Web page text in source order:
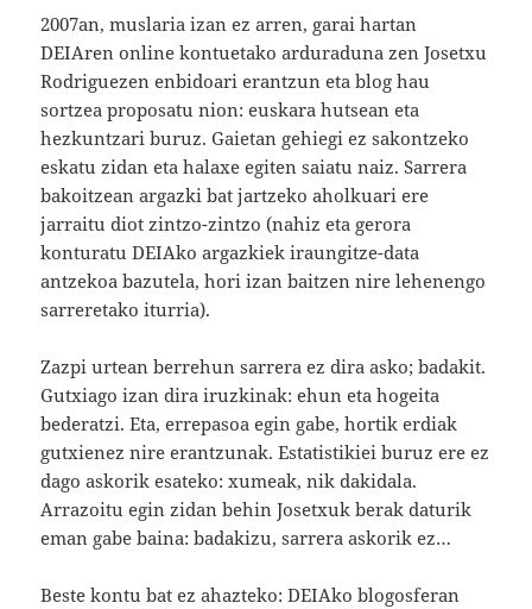
2007an, muslaria izan ez arren, garai hartan
DEIAren online kontuetako arduraduna zen Josetxu
Rodriguezen enbidoari erantzun eta blog hau
sortzea proposatu nion: euskara hutsean eta
hezkuntzari buruz. Gaietan gehiegi ez sakontzeko
eskatu zidan eta halaxe egiten saiatu naiz. Sarrera
bakoitzean argazki bat jartzeko aholkuari ere
jarraitu diot zintzo-zintzo (nahiz eta gerora
konturatu DEIAko argazkiek iraungitze-data
antzekoa bazutela, hori izan baitzen nire lehenengo
sarreretako iturria).
Zazpi urtean berrehun sarrera ez dira asko; badakit.
Gutxiago izan dira iruzkinak: ehun eta hogeita
bederatzi. Eta, errepasoa egin gabe, hortik erdiak
gutxienez nire erantzunak. Estatistikiei buruz ere ez
dago askorik esateko: xumeak, nik dakidala.
Arrazoitu egin zidan behin Josetxuk berak daturik
eman gabe baina: badakizu, sarrera askorik ez…
Beste kontu bat ez ahazteko: DEIAko blogosferan